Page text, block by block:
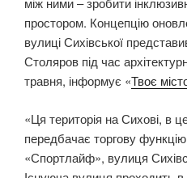
простором. Концепцію
вулиці Сихівської
Столяров під час
травня, інформує «Твоє
«Ця територія на Сихові, в
передбачає торгову
«Спортлайф», вулиця